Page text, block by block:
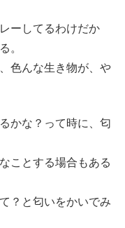
ーしてるわけだか
。
色んな生き物が、や
かな？って時に、匂
ことする場合もある
？と匂いをかいでみ